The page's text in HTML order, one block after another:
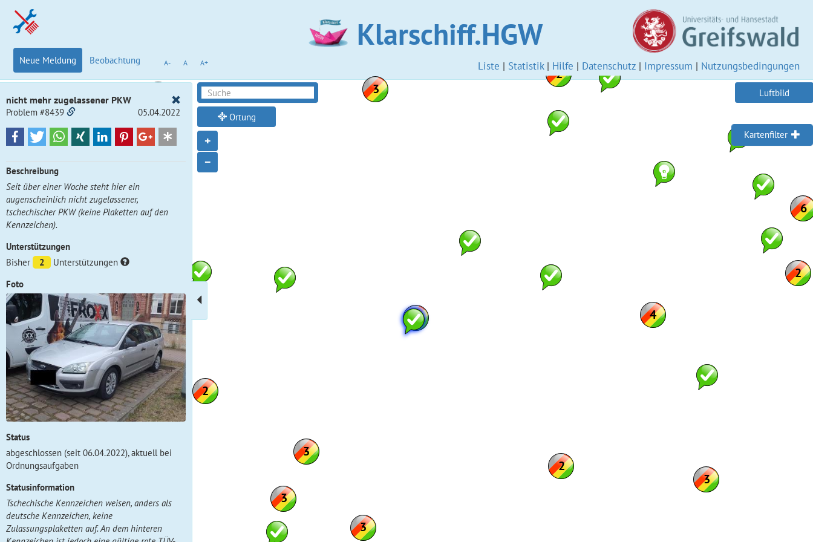
Klarschiff.HGW
Neue Meldung Beobachtung A- A A+ Liste | Statistik| Hilfe | Datenschutz | Impressum | Nutzungsbedingungen
nicht mehr zugelassener PKW
Problem #8439 05.04.2022
Beschreibung
Seit über einer Woche steht hier ein
augenscheinlich nicht zugelassener,
tschechischer PKW (keine Plaketten auf den
Kennzeichen).
Unterstützungen
Bisher
2
Unterstützungen
Foto
Status
abgeschlossen (seit 06.04.2022), aktuell bei
Ordnungsaufgaben
Statusinformation
Tschechische Kennzeichen weisen, anders als
deutsche Kennzeichen, keine
Zulassungsplaketten auf. An dem hinteren
Kartenfilter
+
−
Ortung
Luftbild